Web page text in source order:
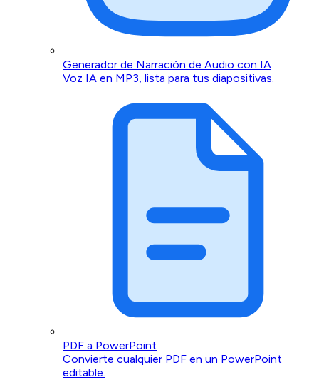
Generador de Narración de Audio con IA
Voz IA en MP3, lista para tus diapositivas.
PDF a PowerPoint
Convierte cualquier PDF en un PowerPoint
editable.